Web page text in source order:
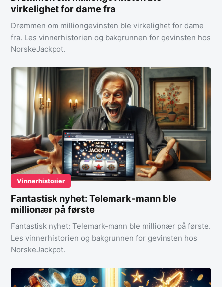
virkelighet for dame fra
Drømmen om milliongevinsten ble virkelighet for dame
fra. Les vinnerhistorien og bakgrunnen for gevinsten hos
NorskeJackpot.
Vinnerhistorier
Fantastisk nyhet: Telemark-mann ble
millionær på første
Fantastisk nyhet: Telemark-mann ble millionær på første.
Les vinnerhistorien og bakgrunnen for gevinsten hos
NorskeJackpot.